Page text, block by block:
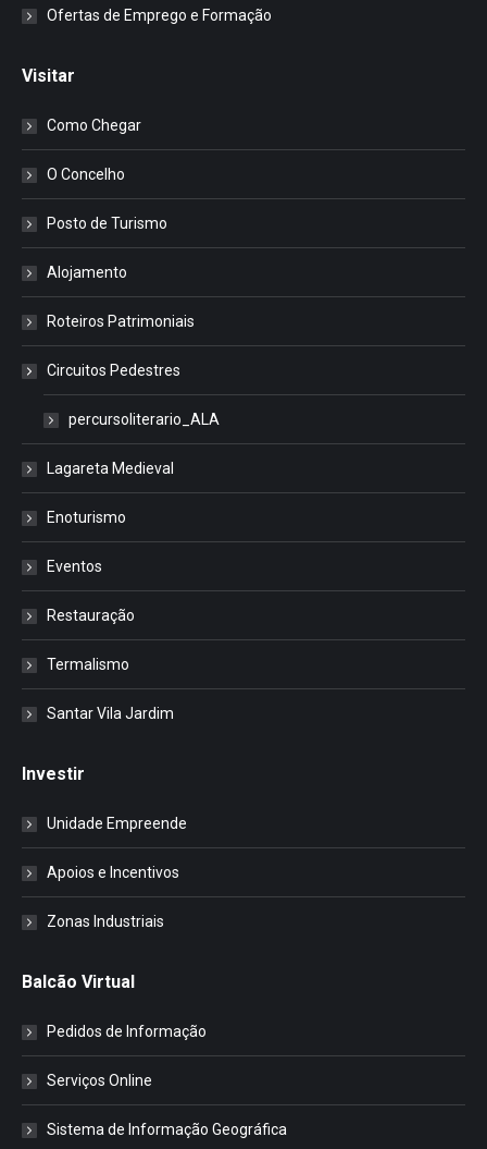
Ofertas de Emprego e Formação
Visitar
Como Chegar
O Concelho
Posto de Turismo
Alojamento
Roteiros Patrimoniais
Circuitos Pedestres
percursoliterario_ALA
Lagareta Medieval
Enoturismo
Eventos
Restauração
Termalismo
Santar Vila Jardim
Investir
Unidade Empreende
Apoios e Incentivos
Zonas Industriais
Balcão Virtual
Pedidos de Informação
Serviços Online
Sistema de Informação Geográfica